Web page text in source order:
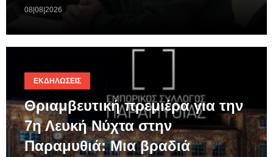
08|08|2026
ΕΚΔΗΛΏΣΕΙΣ
Θριαμβευτική πρεμιέρα για την
7η Λευκή Νύχτα στην
Παραμυθιά: Μια βραδιά